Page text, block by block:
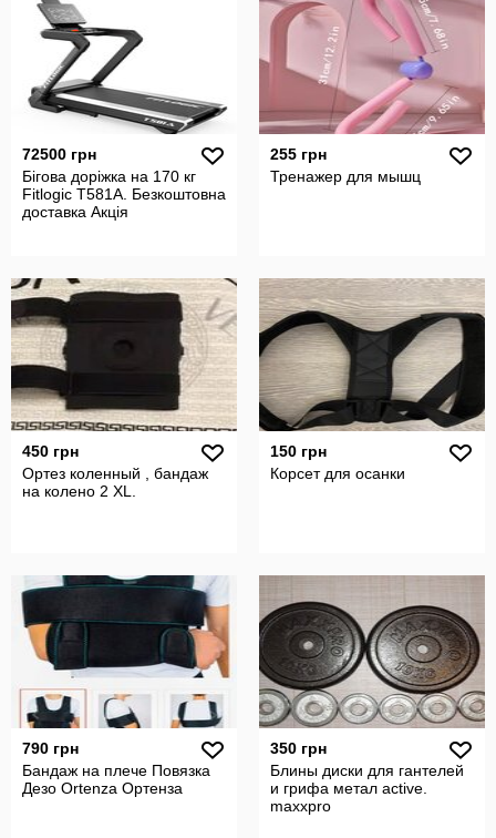
72500 грн
Бігова доріжка на 170 кг
Fitlogic T581A. Безкоштовна
доставка Акція
255 грн
Тренажер для мышц
450 грн
Ортез коленный , бандаж
на колено 2 XL.
150 грн
Корсет для осанки
790 грн
Бандаж на плече Повязка
Дезо Ortenza Ортенза
350 грн
Блины диски для гантелей
и грифа метал active.
maxxpro